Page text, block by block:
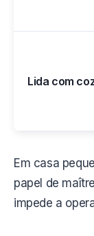
Lida com
Em casa
papel de
impede a